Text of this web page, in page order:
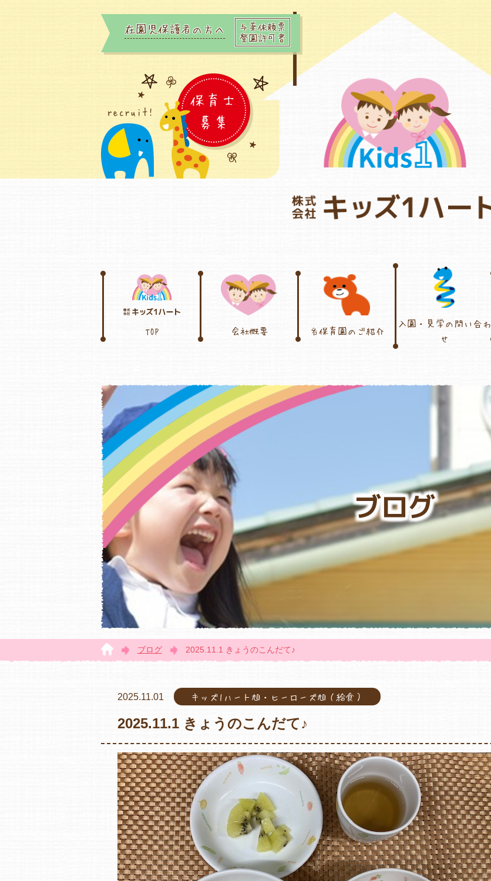
在園児保護者の方へ
与薬依頼票
登園許可書
保育士
募集
recruit!
TOP 会社概要 各保育園のご紹介
入園・見学の問い合わ
せ
ブログ
ブログ 2025.11.1 きょうのこんだて♪
2025.11.01 キッズ1ハート旭・ヒーローズ旭（給食）
2025.11.1 きょうのこんだて♪